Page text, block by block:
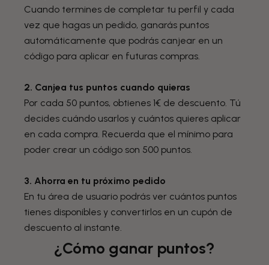
Cuando termines de completar tu perfil y cada
vez que hagas un pedido, ganarás puntos
automáticamente que podrás canjear en un
código para aplicar en futuras compras.
2. Canjea tus puntos cuando quieras
Por cada 50 puntos, obtienes 1€ de descuento. Tú
decides cuándo usarlos y cuántos quieres aplicar
en cada compra. Recuerda que el mínimo para
poder crear un código son 500 puntos.
3. Ahorra en tu próximo pedido
En tu área de usuario podrás ver cuántos puntos
tienes disponibles y convertirlos en un cupón de
descuento al instante.
¿Cómo ganar puntos?